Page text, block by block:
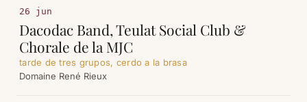
26 jun
Dacodac Band, Teulat Social Club &
Chorale de la MJC
tarde de tres grupos, cerdo a la brasa
Domaine René Rieux